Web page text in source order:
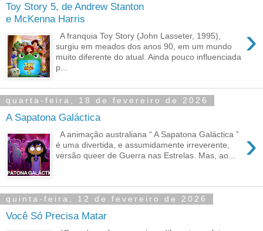
Toy Story 5, de Andrew Stanton
e McKenna Harris
›
A franquia Toy Story (John Lasseter, 1995),
surgiu em meados dos anos 90, em um mundo
muito diferente do atual. Ainda pouco influenciada
p...
quarta-feira, 18 de fevereiro de 2026
A Sapatona Galáctica
›
A animação australiana “ A Sapatona Galáctica ”
é uma divertida, e assumidamente irreverente,
versão queer de Guerra nas Estrelas. Mas, ao...
quinta-feira, 12 de fevereiro de 2026
Você Só Precisa Matar